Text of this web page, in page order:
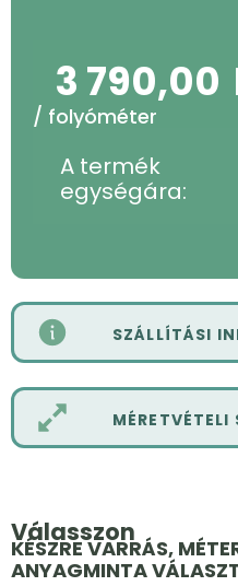
3 790,00
/ folyóméter
A termék
egységára:
SZÁLLÍTÁSI
MÉRETVÉTELI
Válasszon
KÉSZRE VARRÁS,
ANYAGMINTA